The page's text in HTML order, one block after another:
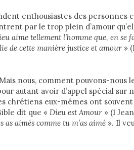
enthousiastes des personnes
par le trop plein d’amour
aime tellement l’homme que, en se
de cette manière justice et amour »
nous, comment pouvons-nous
autant avoir d’appel spécial sur
chrétiens eux-mêmes ont souvent
dit que « Dieu est Amour » (1
as aimés comme tu m’as aimé ». Il